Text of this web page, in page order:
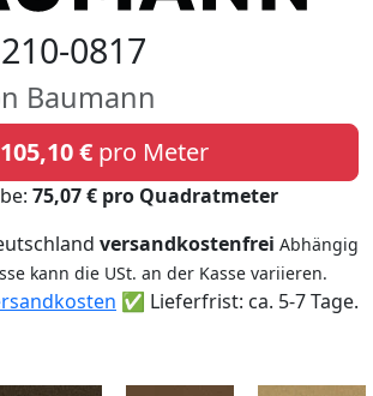
0817
Baumann
105,10 € pro Meter
75,07 € pro Quadratmeter
versandkostenfrei Abhängig
kann die USt. an der Kasse variieren.
✅ Lieferfrist: ca. 5-7 Tage.